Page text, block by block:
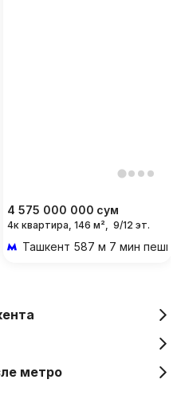
4 575 000 000 сум
4к квартира, 146 м², 9/12 эт.
Ташкент 587 м 7 мин
метро